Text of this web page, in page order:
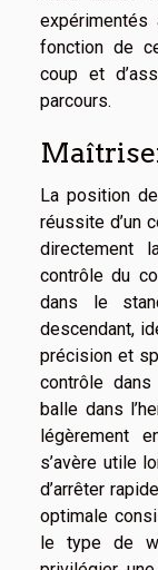
expérimentés
fonction de
coup et
parcours.
La position
réussite d’un
directement
contrôle du
dans le
descendant,
précision et
contrôle
balle dans
légèrement
s’avère utile
d’arrêter
optimale
le type de